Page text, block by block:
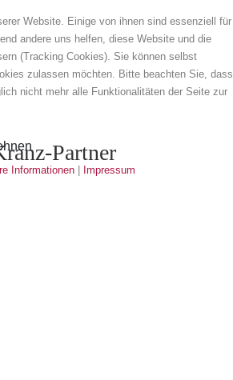
Partner
Website. Einige von ihnen sind essenziell für
andere uns helfen, diese Website und die
(Tracking Cookies). Sie können selbst
zulassen möchten. Bitte beachten Sie, dass
nicht mehr alle Funktionalitäten der Seite zur
Informationen| Impressum